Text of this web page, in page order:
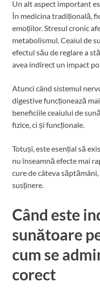
Un alt aspect important
În medicina tradițională,
emoțiilor. Stresul cronic
metabolismul. Ceaiul de
efectul său de reglare a
avea indirect un impact
Atunci când sistemul
digestive funcționează
beneficiile ceaiului de
fizice, ci și funcționale.
Totuși, este esențial să
nu înseamnă efecte mai
cure de câteva
susținere.
Când este
sunătoare
cum se
corect